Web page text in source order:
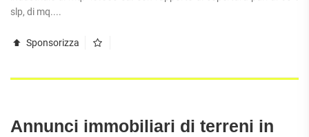
BILOCALI
TRILOCALI
ATTICI
COMMERCIALI
NEGOZI
COMMERCIALI
APPARTAMENTI
slp, di mq....
Sponsorizza
Annunci immobiliari di terreni in